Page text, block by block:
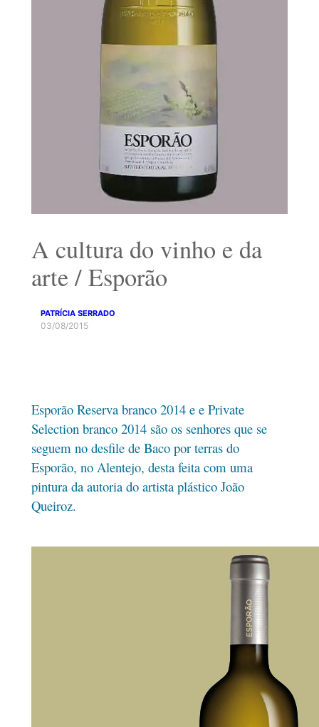
A cultura do vinho e da
arte / Esporão
PATRÍCIA SERRADO
03/08/2015
Esporão Reserva branco 2014 e e Private
Selection branco 2014 são os senhores que se
seguem no desfile de Baco por terras do
Esporão, no Alentejo, desta feita com uma
pintura da autoria do artista plástico João
Queiroz.